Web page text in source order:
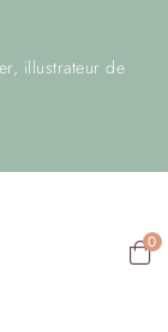
illustrateur de
0